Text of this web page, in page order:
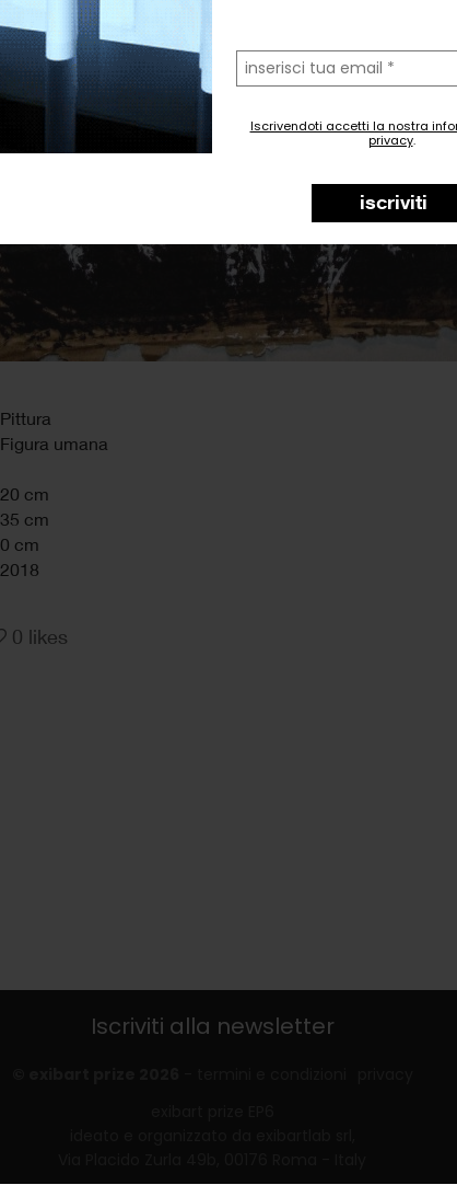
la
tua
email
Iscrivendoti accetti la nostra
privacy.
iscriviti
Pittura
Figura umana
20 cm
35 cm
0 cm
2018
0 likes
Iscriviti alla newsletter